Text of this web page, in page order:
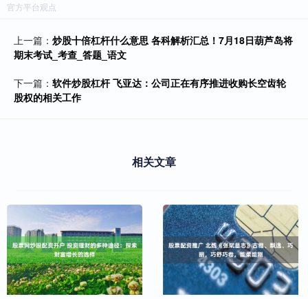
官方平台观点
上一篇： 炒股十倍杠杆什么意思 各科解析汇总！7月18日葫芦岛将
期末考试_考查_答题_语文
下一篇： 软件炒股杠杆 飞亚达：公司正在有序推进收购长空齿轮
股权的相关工作
相关文章